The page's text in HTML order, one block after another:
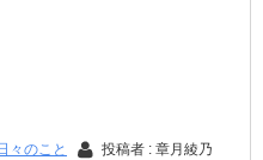
々のこと 投稿者 : 章月綾乃